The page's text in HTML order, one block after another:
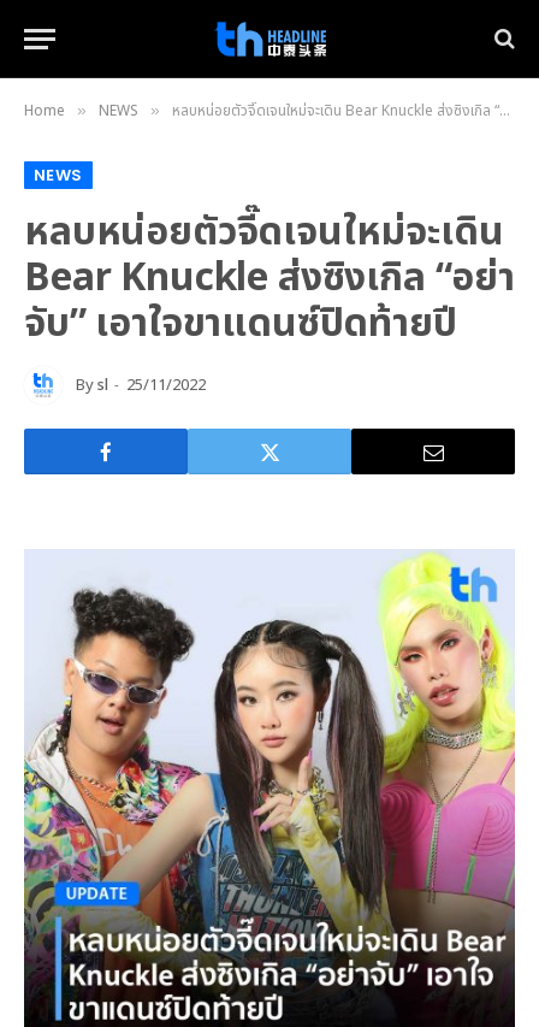
Home » NEWS » หลบหน่อยตัวจี๊ดเจนใหม่จะเดิน Bear Knuckle ส่งซิงเกิล “อย่าจับ” เอาใจขาแดนซ์ปิดท้ายปี
NEWS
หลบหน่อยตัวจี๊ดเจนใหม่จะเดิน
Bear Knuckle ส่งซิงเกิล “อย่า
จับ” เอาใจขาแดนซ์ปิดท้ายปี
Bysl 25/11/2022